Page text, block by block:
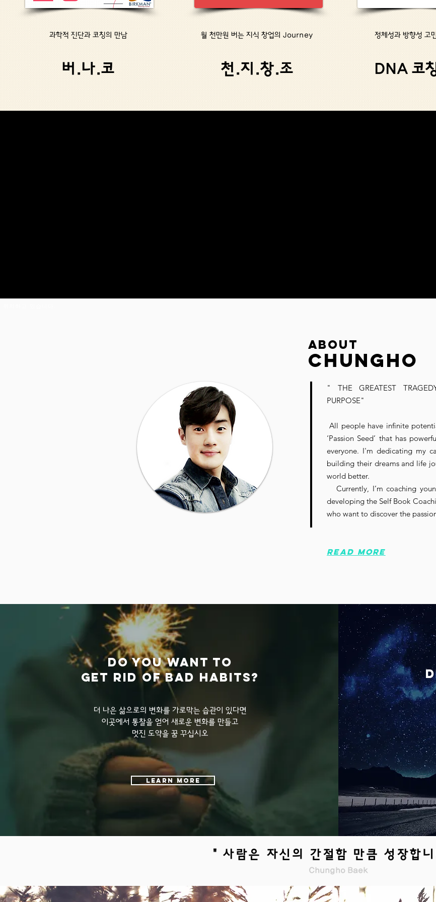
과학적 진단과 코칭의 만남
버.나.코
월 천만원 버는 지식 창업의 Journey
천.지.창.조
정체성과 방향성 고
DNA 코
About
Chungho
" THE GREATEST
PURPOSE"
All people have infinite
‘Passion Seed’ that has
everyone. I'm dedicating my
building their dreams and life
world better.
Currently, I’m coaching
developing the Self Book
who want to discover the
read more
DO YOU WANT TO
Get rid of bad habits?
더 나은 삶으로의 변화를 가로막는 습관이 있다면
이곳에서 통찰을 얻어 새로운 변화를 만들고
멋진 도약을 꿈 꾸십시오
Learn more
" 사람은 자신의 간절함 만큼 성장합
Chungho Baek